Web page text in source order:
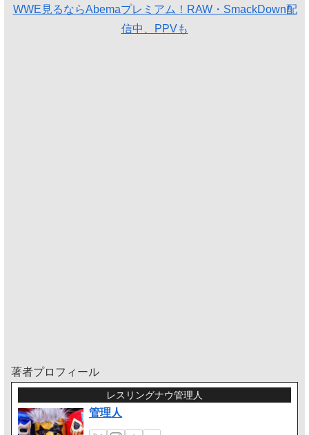
WWE見るならAbemaプレミアム！RAW・SmackDown配
信中、PPVも
著者プロフィール
レスリングナウ管理人
管理人